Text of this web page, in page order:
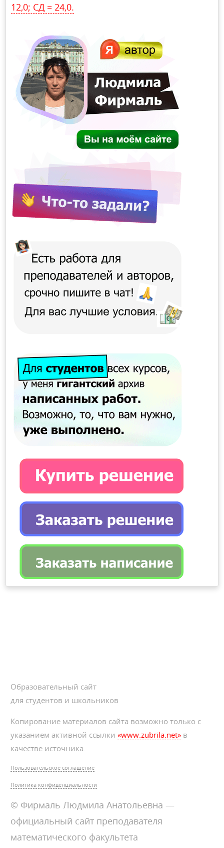
12,0; CД = 24,0.
Образовательный сайт
для студентов и школьников
Копирование материалов сайта возможно только с
указанием активной ссылки«www.zubrila.net» в
качестве источника.
Пользовательское соглашение
Политика конфиденциальности
© Фирмаль Людмила Анатольевна —
официальный сайт преподавателя
математического факультета